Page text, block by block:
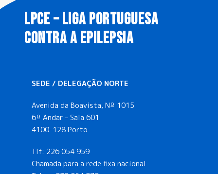
LPCE – LIGA PORTUGUESA
CONTRA A EPILEPSIA
SEDE / DELEGAÇÃO NORTE
Avenida da Boavista, Nº 1015
6º Andar – Sala 601
4100-128 Porto
Tlf: 226 054 959
Chamada para a rede fixa nacional